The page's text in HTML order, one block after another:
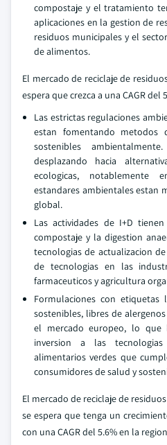
compostaje y el tratamiento
aplicaciones en la gestion de
residuos municipales y el
de alimentos.
El mercado de reciclaje de
espera que crezca a una CAGR del
Las estrictas regulaciones
estan fomentando metodos
sostenibles
desplazando hacia
ecologicas, notablemente
estandares ambientales estan
global.
Las actividades de I+D
compostaje y la digestion
tecnologias de actualizacion
de tecnologias en las
farmaceuticos y agricultura
Formulaciones con
sostenibles, libres de
el mercado europeo, lo
inversion a las
alimentarios verdes que
consumidores de salud y
El mercado de reciclaje de
se espera que tenga un
con una CAGR del 5.6% en la